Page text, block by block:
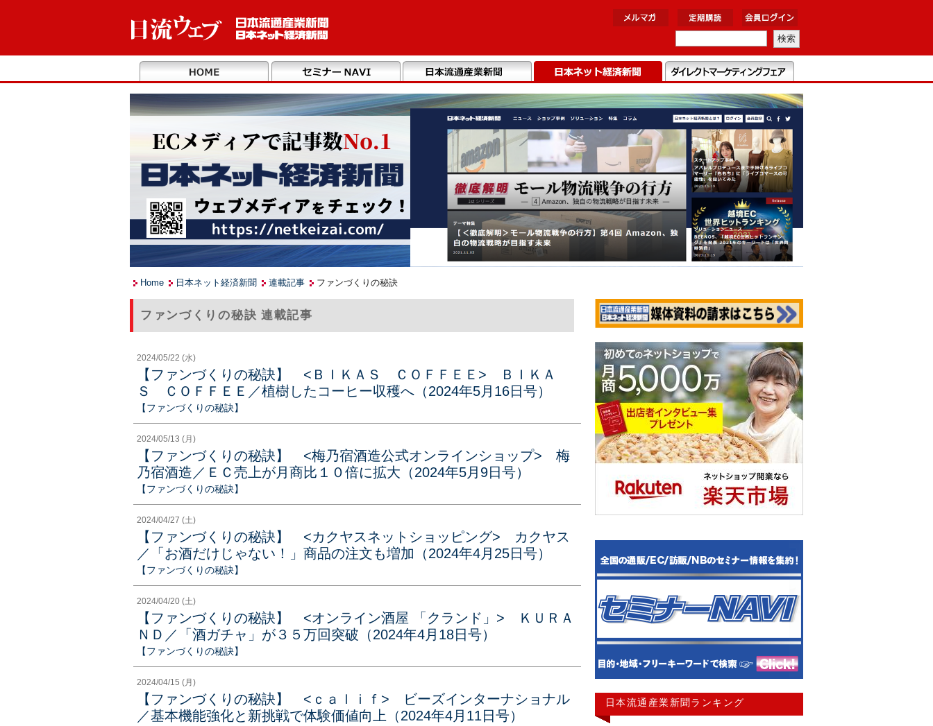
Home 日本ネット経済新聞 連載記事 ファンづくりの秘訣
ファンづくりの秘訣 連載記事
2024/05/22 (水)
【ファンづくりの秘訣】 <ＢＩＫＡＳ ＣＯＦＦＥＥ> ＢＩＫＡ
Ｓ ＣＯＦＦＥＥ／植樹したコーヒー収穫へ（2024年5月16日号）
【ファンづくりの秘訣】
2024/05/13 (月)
【ファンづくりの秘訣】 <梅乃宿酒造公式オンラインショップ> 梅
乃宿酒造／ＥＣ売上が月商比１０倍に拡大（2024年5月9日号）
【ファンづくりの秘訣】
2024/04/27 (土)
【ファンづくりの秘訣】 <カクヤスネットショッピング> カクヤス
／「お酒だけじゃない！」商品の注文も増加（2024年4月25日号）
【ファンづくりの秘訣】
2024/04/20 (土)
【ファンづくりの秘訣】 <オンライン酒屋 「クランド」> ＫＵＲＡ
ＮＤ／「酒ガチャ」が３５万回突破（2024年4月18日号）
【ファンづくりの秘訣】
2024/04/15 (月)
【ファンづくりの秘訣】 <ｃａｌｉｆ> ビーズインターナショナル
／基本機能強化と新挑戦で体験価値向上（2024年4月11日号）
日本流通産業新聞ランキング